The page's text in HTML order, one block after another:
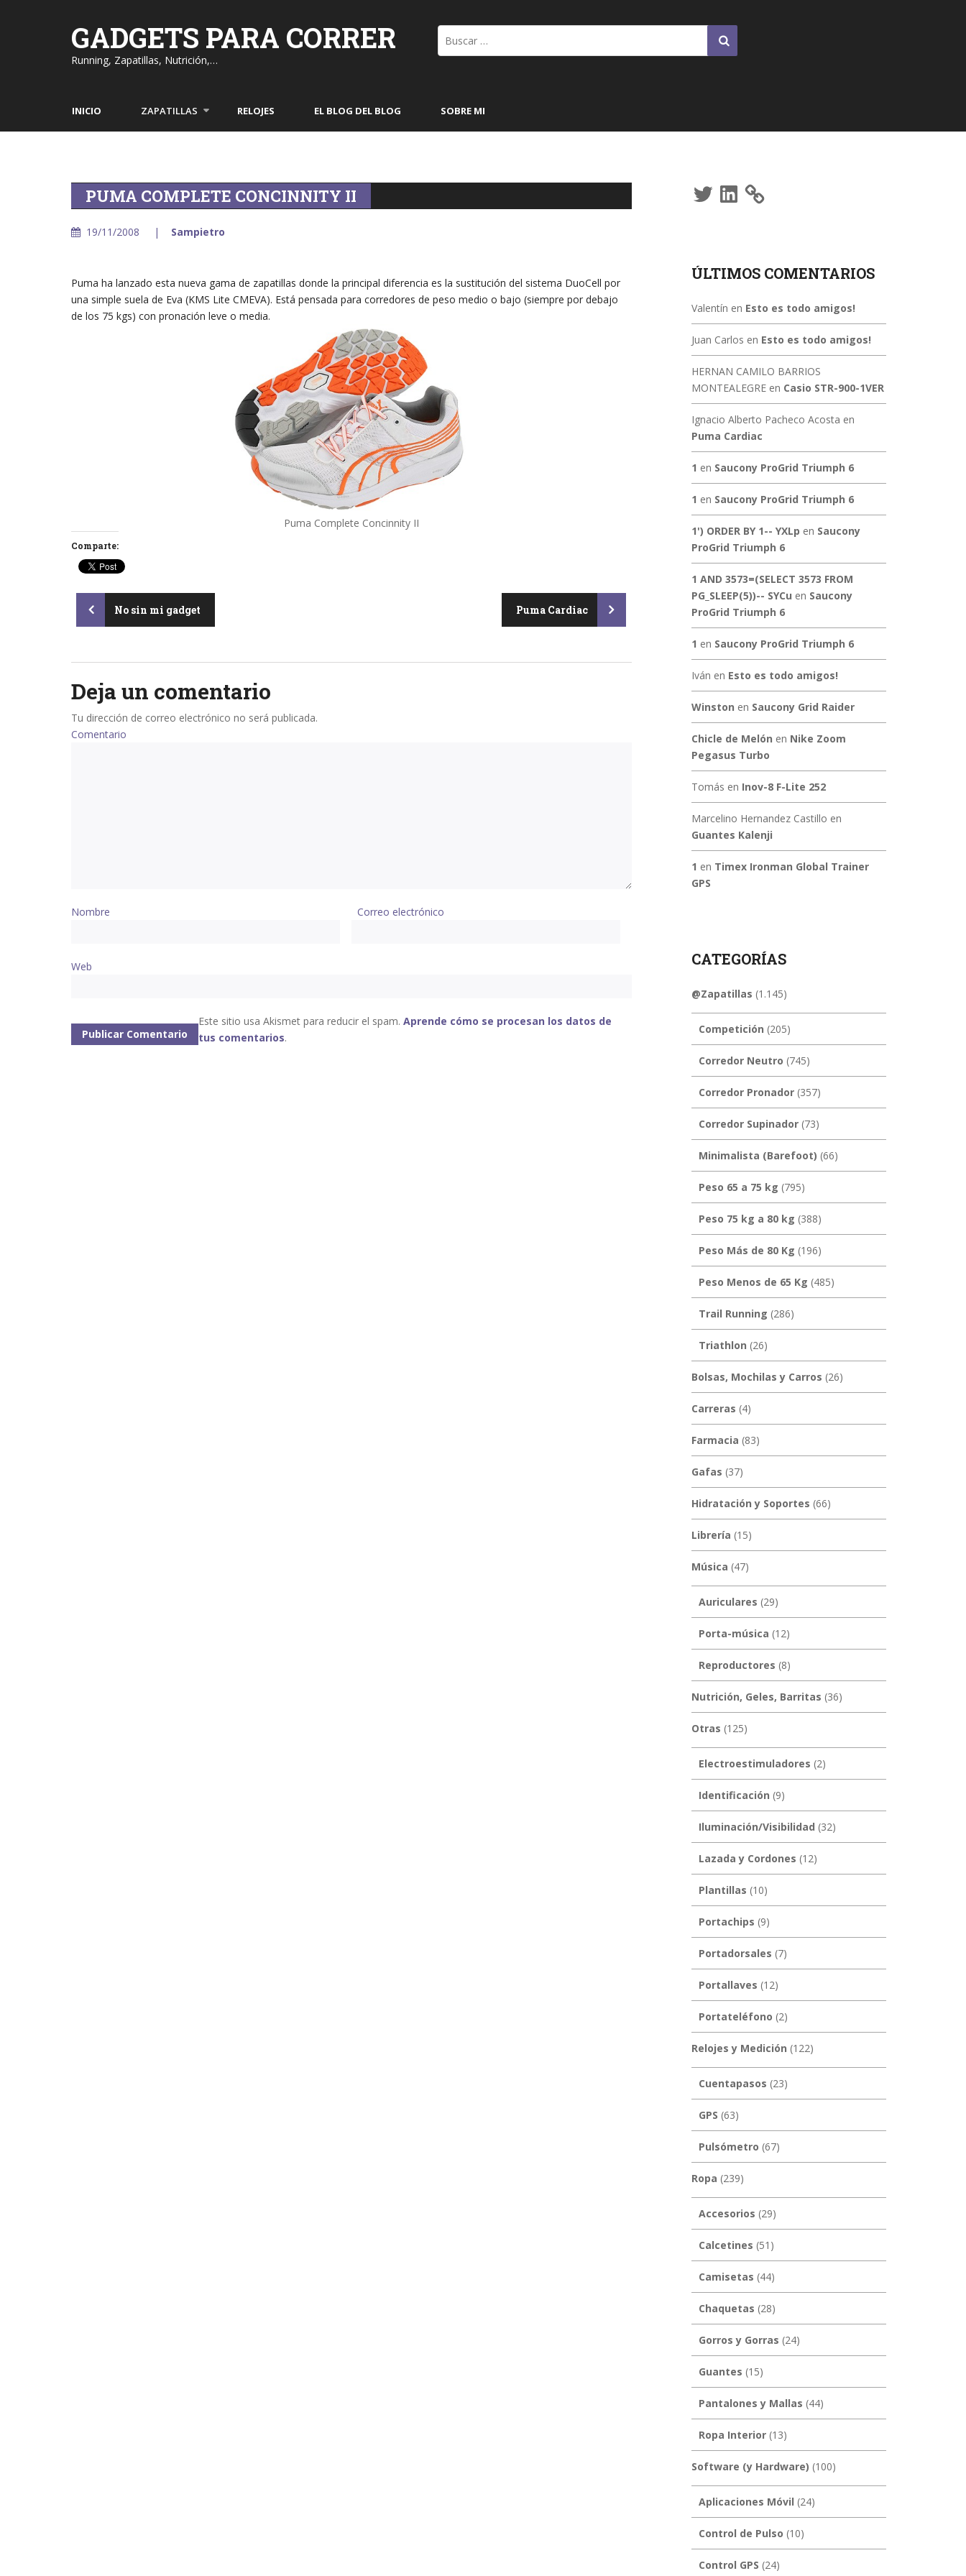
GADGETS PARA CORRER
Running, Zapatillas, Nutrición,…
INICIO ZAPATILLAS RELOJES EL BLOG DEL BLOG SOBRE MI
PUMA COMPLETE CONCINNITY II
19/11/2008 Sampietro
Puma ha lanzado esta nueva gama de zapatillas donde la principal diferencia es la sustitución del sistema DuoCell por
una simple suela de Eva (KMS Lite CMEVA). Está pensada para corredores de peso medio o bajo (siempre por debajo
de los 75 kgs) con pronación leve o media.
Puma Complete Concinnity II
Comparte:
Post
navigation
No sin mi gadget Puma Cardiac
Deja un comentario
Tu dirección de correo electrónico no será publicada.
Comentario
Nombre Correo electrónico
Web
Este sitio usa Akismet para reducir el spam. Aprende cómo se procesan los datos de
tus comentarios.
TwitterLinkedIn
ÚLTIMOS COMENTARIOS
Valentín en Esto es todo amigos!
Juan Carlos en Esto es todo amigos!
HERNAN CAMILO BARRIOS
MONTEALEGREen Casio STR-900-1VER
Ignacio Alberto Pacheco Acosta en
Puma Cardiac
1 en Saucony ProGrid Triumph 6
1 en Saucony ProGrid Triumph 6
1') ORDER BY 1-- YXLp en Saucony
ProGrid Triumph 6
1 AND 3573=(SELECT 3573 FROM
PG_SLEEP(5))-- SYCu en Saucony
ProGrid Triumph 6
1 en Saucony ProGrid Triumph 6
Iván en Esto es todo amigos!
Winston en Saucony Grid Raider
Chicle de Melón en Nike Zoom
Pegasus Turbo
Tomás en Inov-8 F-Lite 252
Marcelino Hernandez Castillo en
Guantes Kalenji
1 en Timex Ironman Global Trainer
GPS
CATEGORÍAS
@Zapatillas (1.145)
Competición (205)
Corredor Neutro (745)
Corredor Pronador(357)
Corredor Supinador(73)
Minimalista (Barefoot) (66)
Peso 65 a 75 kg (795)
Peso 75 kg a 80 kg (388)
Peso Más de 80 Kg (196)
Peso Menos de 65 Kg (485)
Trail Running (286)
Triathlon (26)
Bolsas, Mochilas y Carros (26)
Carreras (4)
Farmacia (83)
Gafas (37)
Hidratación y Soportes (66)
Librería (15)
Música (47)
Auriculares (29)
Porta-música (12)
Reproductores (8)
Nutrición, Geles, Barritas (36)
Otras (125)
Electroestimuladores (2)
Identificación (9)
Iluminación/Visibilidad (32)
Lazada y Cordones (12)
Plantillas (10)
Portachips (9)
Portadorsales (7)
Portallaves (12)
Portateléfono (2)
Relojes y Medición (122)
Cuentapasos (23)
GPS (63)
Pulsómetro (67)
Ropa (239)
Accesorios (29)
Calcetines (51)
Camisetas (44)
Chaquetas (28)
Gorros y Gorras (24)
Guantes (15)
Pantalones y Mallas (44)
Ropa Interior(13)
Software (y Hardware) (100)
Aplicaciones Móvil (24)
Control de Pulso (10)
Control GPS (24)